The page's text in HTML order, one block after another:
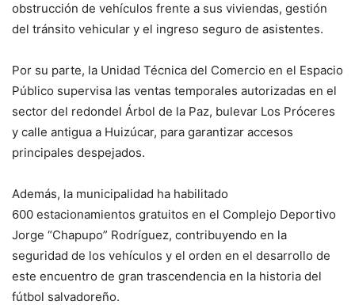
obstrucción de vehículos frente a sus viviendas, gestión
del tránsito vehicular y el ingreso seguro de asistentes.
Por su parte, la Unidad Técnica del Comercio en el Espacio
Público supervisa las ventas temporales autorizadas en el
sector del redondel Árbol de la Paz, bulevar Los Próceres
y calle antigua a Huizúcar, para garantizar accesos
principales despejados.
Además, la municipalidad ha habilitado
600 estacionamientos gratuitos en el Complejo Deportivo
Jorge “Chapupo” Rodríguez, contribuyendo en la
seguridad de los vehículos y el orden en el desarrollo de
este encuentro de gran trascendencia en la historia del
fútbol salvadoreño.